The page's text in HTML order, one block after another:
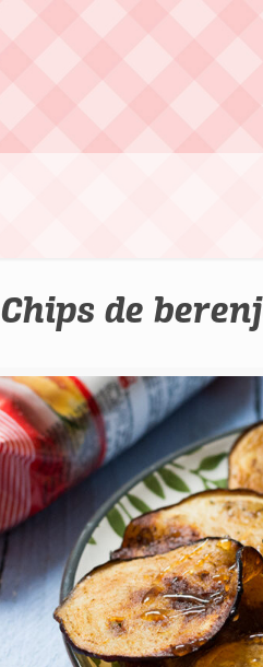
Chips de